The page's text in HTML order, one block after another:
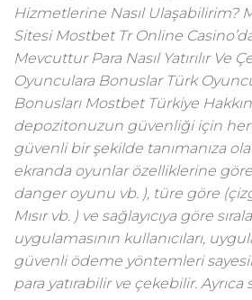
Hizmetlerine Nasıl Ulaşabilirim?
Sitesi Mostbet Tr Online
Mevcuttur Para Nasıl Yatırılır Ve
Oyunculara Bonuslar Türk
Bonusları Mostbet Türkiye
depozitonuzun güvenliği için
güvenli bir şekilde tanımanıza
ekranda oyunlar özelliklerine
danger oyunu vb. ), türe göre
Mısır vb. ) ve sağlayıcıya göre
uygulamasının kullanıcıları,
güvenli ödeme yöntemleri
para yatırabilir ve çekebilir.